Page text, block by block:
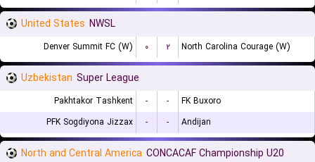
United States NWSL
Denver Summit FC (W) ۰ ۲ North Carolina Courage (W)
Uzbekistan Super League
Pakhtakor Tashkent - -
FK Buxoro
PFK Sogdiyona Jizzax
- - Andijan
North and Central America CONCACAF Championship U20